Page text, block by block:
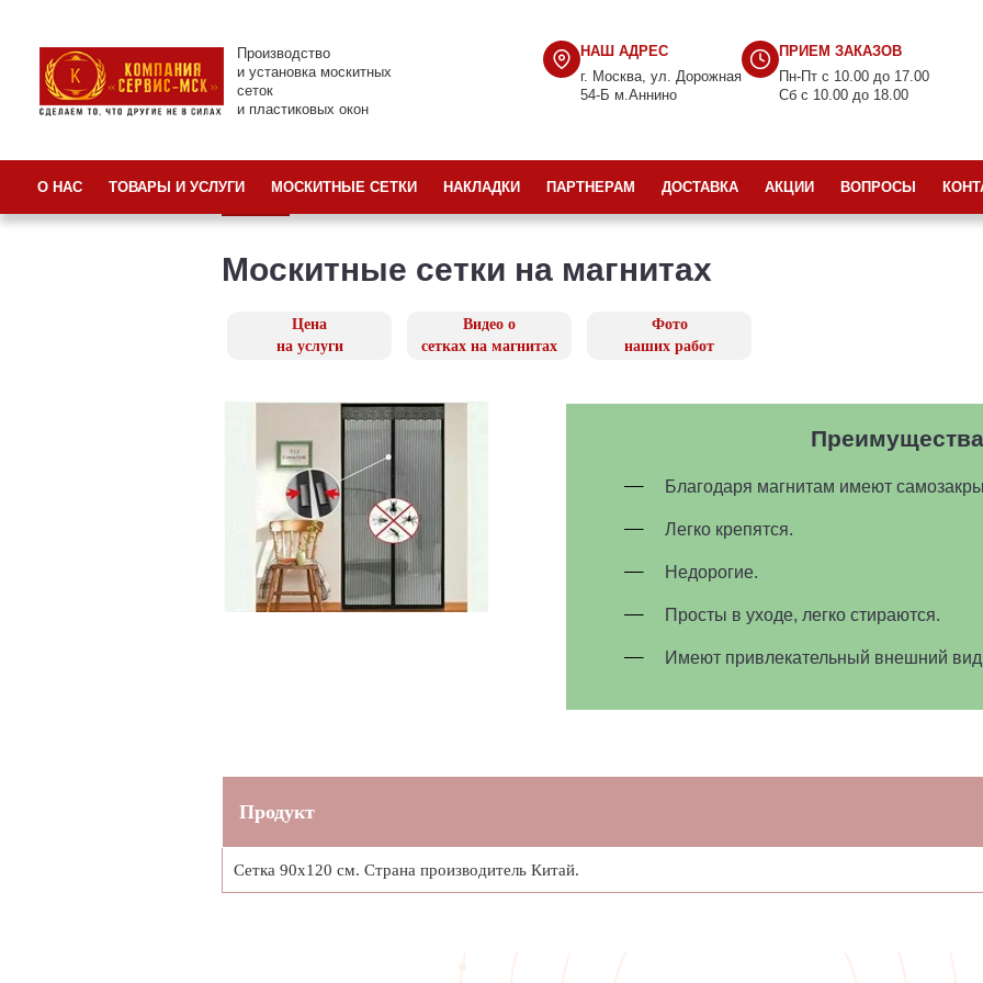
Производство
и установка москитных
сеток
и пластиковых окон
НАШ АДРЕС
г. Москва, ул. Дорожная
54-Б м.Аннино
ПРИЕМ ЗАКАЗОВ
Пн-Пт с 10.00 до 17.00
Cб с 10.00 до 18.00
О НАС ТОВАРЫ И УСЛУГИ МОСКИТНЫЕ СЕТКИ НАКЛАДКИ ПАРТНЕРАМ ДОСТАВКА АКЦИИ ВОПРОСЫ
Москитные сетки на магнитах
Цена
на услуги
Видео о
сетках на магнитах
Фото
наших работ
Благодаря магнитам имеют
Легко крепятся.
Недорогие.
Просты в уходе, легко стираются.
Имеют привлекательный внешний
Продукт
Сетка 90х120 см. Страна производитель Китай.